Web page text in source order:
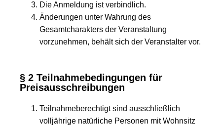
Die Anmeldung ist verbindlich.
Änderungen unter Wahrung des
Gesamtcharakters der Veranstaltung
vorzunehmen, behält sich der Veranstalter vor.
§ 2 Teilnahmebedingungen für
Preisausschreibungen
Teilnahmeberechtigt sind ausschließlich
volljährige natürliche Personen mit Wohnsitz